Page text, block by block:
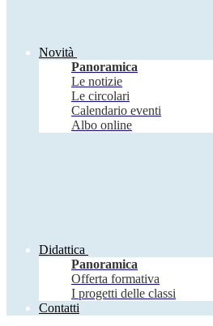
Novità
Panoramica
Le notizie
Le circolari
Calendario eventi
Albo online
Didattica
Panoramica
Offerta formativa
I progetti delle classi
Contatti